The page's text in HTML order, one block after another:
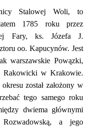
Stalowej Woli, to
1785 roku przez
Fary, ks. Józefa J.
oo. Kapucynów. Jest
warszawskie Powązki,
Rakowicki w Krakowie.
został założony w
tego samego roku
dwiema głównymi
a jego